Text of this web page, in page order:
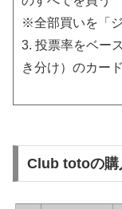
※全部買いを「
3. 投票率をベー
き分け）のカー
Club totoの購